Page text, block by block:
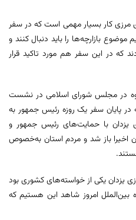
مرزی کار بسیار مهمی است که در سفر
بازارچه‌ها را باید دنبال کنند و
که در این سفر هم مورد تاکید قرار
در مجلس شورای اسلامی در نشست
در پایان سفر یک روزه رئیس جمهور به
یزدان با حمایت‌های رئیس جمهور و
اخیرا باز شد و مردم استان به‌خصوص
یزدان یکی از خواسته‌های کشوری بود
امروز شاهد این هستیم که